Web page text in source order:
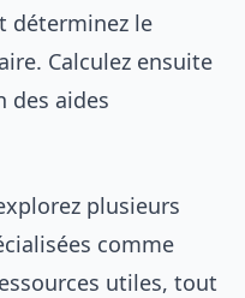
déterminez le
Calculez ensuite
des aides
plusieurs
comme
utiles, tout